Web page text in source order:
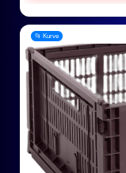
📂 Kurve